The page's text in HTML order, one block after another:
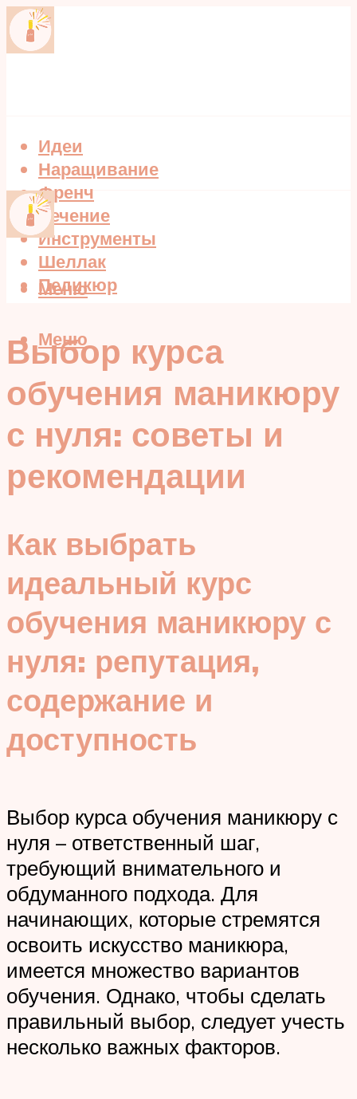
Идеи
Наращивание
Френч
Лечение
Инструменты
Шеллак
Педикюр
Меню
Меню
Выбор курса
обучения маникюру
с нуля: советы и
рекомендации
Как выбрать
идеальный курс
обучения маникюру с
нуля: репутация,
содержание и
доступность
Выбор курса обучения маникюру с
нуля – ответственный шаг,
требующий внимательного и
обдуманного подхода. Для
начинающих, которые стремятся
освоить искусство маникюра,
имеется множество вариантов
обучения. Однако, чтобы сделать
правильный выбор, следует учесть
несколько важных факторов.